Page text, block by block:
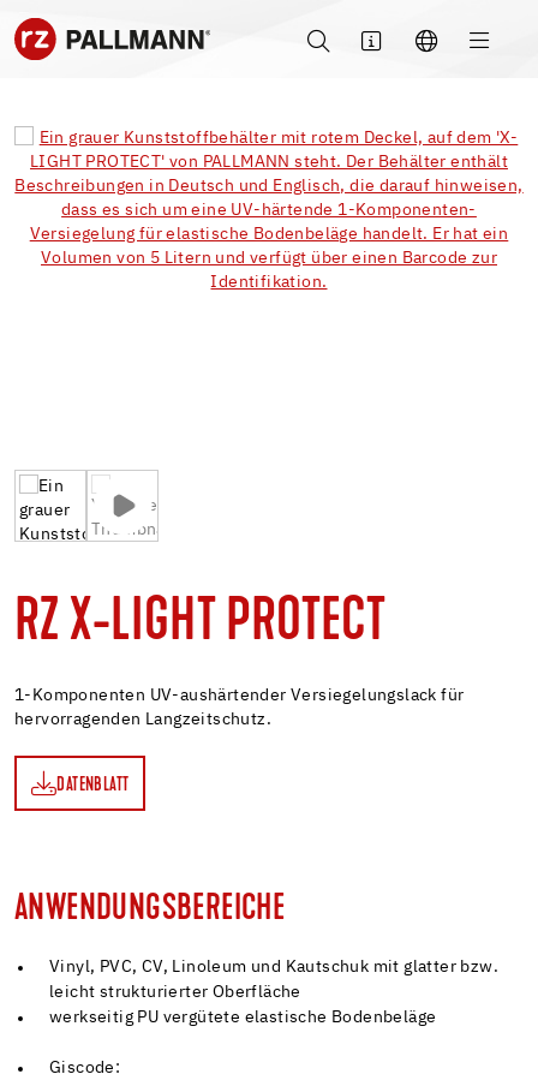
RZ X-LIGHT PROTECT
1-Komponenten UV-aushärtender Versiegelungslack für
hervorragenden Langzeitschutz.
DATENBLATT
ANWENDUNGSBEREICHE
Vinyl, PVC, CV, Linoleum und Kautschuk mit glatter bzw.
leicht strukturierter Oberfläche
werkseitig PU vergütete elastische Bodenbeläge
Giscode: